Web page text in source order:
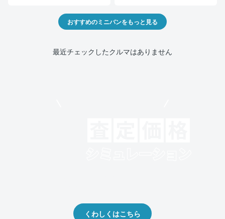
おすすめのミニバンをもっと見る
最近チェックしたクルマはありません
くわしくはこちら